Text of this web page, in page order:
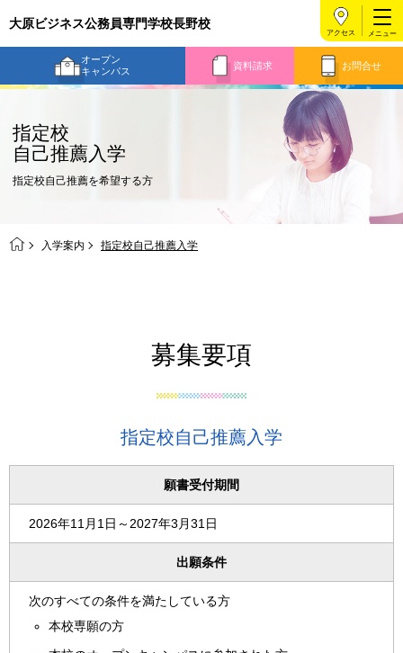
大原ビジネス公務員専門学校長野校
オープン
キャンパス
資料請求 お問合せ
アクセス
指定校
自己推薦入学
指定校自己推薦を希望する方
入学案内 指定校自己推薦入学
募集要項
指定校自己推薦入学
願書受付期間
2026年11月1日～2027年3月31日
出願条件
次のすべての条件を満たしている方
本校専願の方